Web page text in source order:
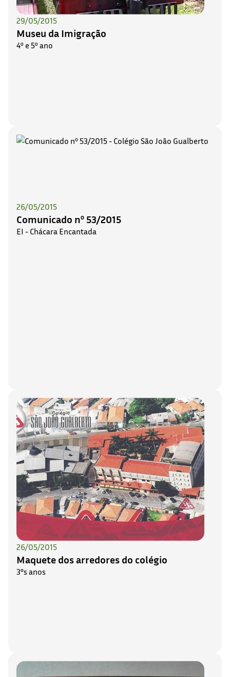
29/05/2015
Museu da Imigração
4º e 5º ano
26/05/2015
Comunicado nº 53/2015
EI - Chácara Encantada
26/05/2015
Maquete dos arredores do colégio
3°s anos